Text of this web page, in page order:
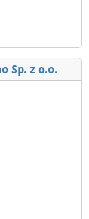
Sp. z o.o.